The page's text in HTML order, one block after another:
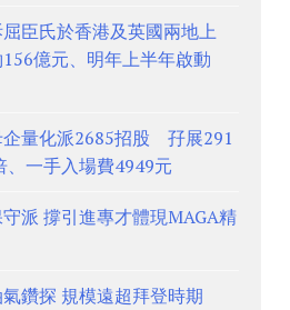
臣氏於香港及英國兩地上
億元、明年上半年啟動
企量化派2685招股 孖展291
、一手入場費4949元
派 撐引進專才體現MAGA精
鑽探 規模遠超拜登時期